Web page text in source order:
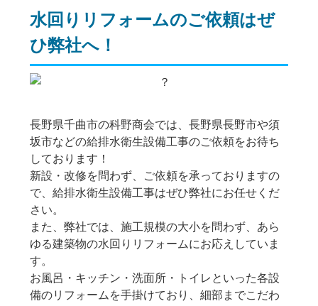
水回りリフォームのご依頼はぜ
ひ弊社へ！
長野県千曲市の科野商会では、長野県長野市や須
坂市などの給排水衛生設備工事のご依頼をお待ち
しております！
新設・改修を問わず、ご依頼を承っておりますの
で、給排水衛生設備工事はぜひ弊社にお任せくだ
さい。
また、弊社では、施工規模の大小を問わず、あら
ゆる建築物の水回りリフォームにお応えしていま
す。
お風呂・キッチン・洗面所・トイレといった各設
備のリフォームを手掛けており、細部までこだわ